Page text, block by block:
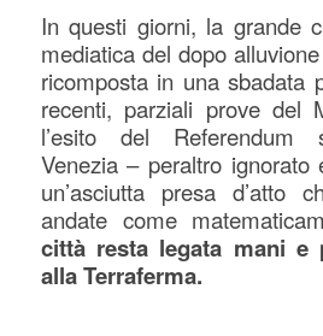
In questi giorni, la grande
mediatica del dopo
ricomposta in una sbadata
recenti, parziali prove del
l’esito del Referendum
Venezia – peraltro ignorato
un’asciutta presa d’atto
andate come
città resta legata mani e
alla Terraferma.